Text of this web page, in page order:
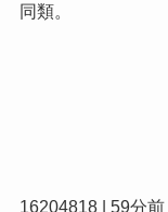
同類。
16204818 | 59分前